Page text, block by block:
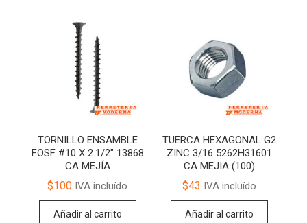
TORNILLO ENSAMBLE
FOSF #10 X 2.1/2″ 13868
CA MEJÍA
$100 IVA incluído
Añadir al carrito
TUERCA HEXAGONAL G2
ZINC 3/16 5262H31601
CA MEJIA (100)
$43 IVA incluído
Añadir al carrito